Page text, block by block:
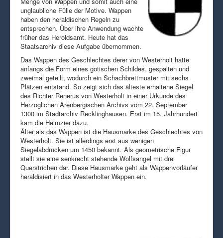
unglaubliche Fülle der Motive. Wappen
haben den heraldischen Regeln zu
entsprechen. Über ihre Anwendung wachte
früher das Heroldsamt. Heute hat das
Staatsarchiv diese Aufgabe übernommen.
Das Wappen des Geschlechtes derer von Westerholt hatte
anfangs die Form eines gotischen Schildes, gespalten und
zweimal geteilt, wodurch ein Schachbrettmuster mit sechs
Plätzen entstand. So zeigt sich das älteste erhaltene Siegel
des Richter Renerus von Westerholt in einer Urkunde des
Herzoglichen Arenbergischen Archivs vom 22. September
1300 im Stadtarchiv Recklinghausen. Erst im 15. Jahrhundert
kam die Helmzier dazu.
Älter als das Wappen ist die Hausmarke des Geschlechtes von
Westerholt. Sie ist allerdings erst aus wenigen
Siegelabdrücken um 1450 bekannt. Als geometrische Figur
stellt sie eine senkrecht stehende Wolfsangel mit drei
Querstrichen dar. Diese Hausmarke geht als Wappenvorläufer
heraldisiert in das Westerholter Wappen ein.